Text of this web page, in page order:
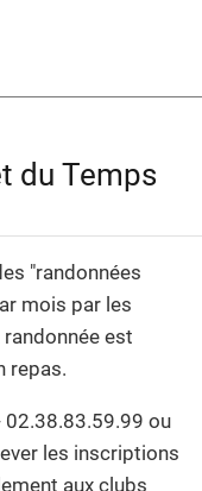
du Temps
"randonnées
mois par les
est
repas.
02.38.83.59.99 ou
les inscriptions
aux clubs